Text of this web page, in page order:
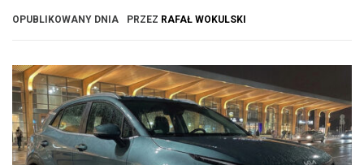
OPUBLIKOWANY DNIA PRZEZ RAFAŁ WOKULSKI